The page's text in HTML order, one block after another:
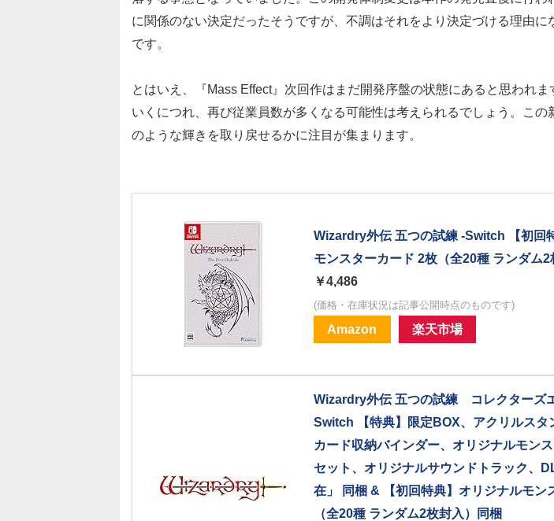
に関係のない決定だったそうですが、不調はそれをより決定づける理由に
です。
とはいえ、『Mass Effect』次回作はまだ開発序盤の状態にあると思われま
いくにつれ、再び従業員数が多くなる可能性は考えられるでしょう。この
のような輝きを取り戻せるかに注目が集まります。
Wizardry外伝 五つの試練 -Switch 【初回
モンスターカード 2枚（全20種 ランダム
￥4,486
(価格・在庫状況は記事公開時点のものです)
Amazon 楽天市場
Wizardry外伝 五つの試練 コレクターズ
Switch 【特典】限定BOX、アクリルスタ
カード収納バインダー、オリジナルモン
セット、オリジナルサウンドトラック、
在」 同梱 & 【初回特典】オリジナルモン
（全20種 ランダム2枚封入）同梱